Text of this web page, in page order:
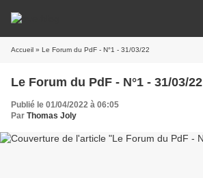
Accueil » Le Forum du PdF - N°1 - 31/03/22
Le Forum du PdF - N°1 - 31/03/22
Publié le 01/04/2022 à 06:05
Par Thomas Joly